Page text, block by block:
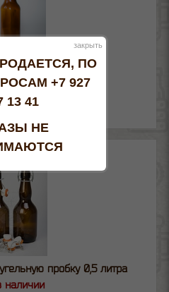
"Варшава"
наличии
пробку 0,5 литра
наличии
закрыть
ПО
+7 927
13 41
НЕ